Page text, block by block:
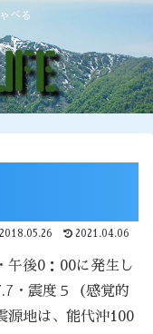
べる
2018.05.26 2021.04.06
午後0：00に発生し
・震度５（感覚的
源地は、能代沖100